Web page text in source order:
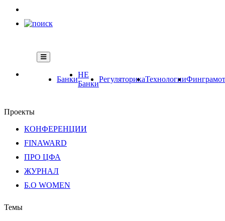
Банки
НЕ
Банки
РегуляторикаТехнологии
Проекты
КОНФЕРЕНЦИИ
FINAWARD
ПРО ЦФА
ЖУРНАЛ
Б.О WOMEN
Темы